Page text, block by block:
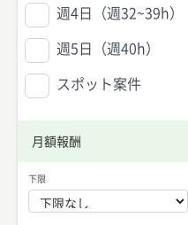
週4日（週32~39h）
週5日（週40h）
スポット案件
月額報酬
下限